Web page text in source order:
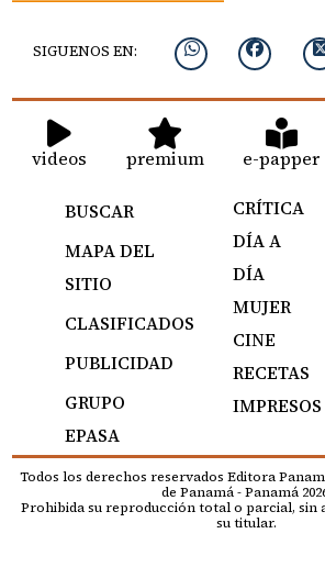
SIGUENOS EN:
videos premium e-papper
BUSCAR
MAPA DEL
SITIO
CLASIFICADOS
PUBLICIDAD
GRUPO
EPASA
CRÍTICA
DÍA A
DÍA
MUJER
CINE
RECETAS
IMPRESOS
Todos los derechos reservados Editora
de Panamá - Panamá
Prohibida su reproducción total o parcial, sin
su titular.